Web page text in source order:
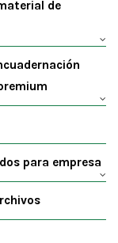
de
para empresa